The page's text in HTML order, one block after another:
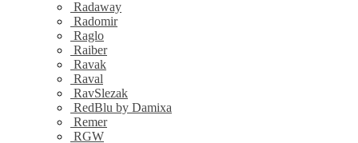
Radaway
Radomir
Raglo
Raiber
Ravak
Raval
RavSlezak
RedBlu by Damixa
Remer
RGW